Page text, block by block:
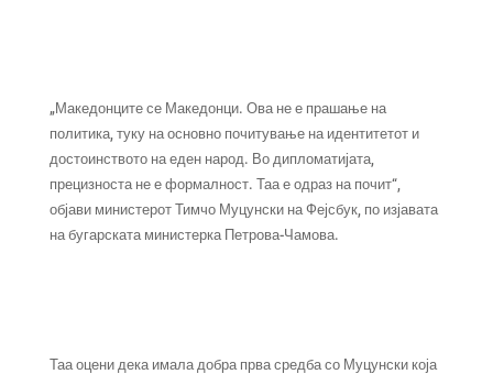
„Македонците се Македонци. Ова не е прашање на
политика, туку на основно почитување на идентитетот и
достоинството на еден народ. Во дипломатијата,
прецизноста не е формалност. Таа е одраз на почит“,
објави министерот Тимчо Муцунски на Фејсбук, по изјавата
на бугарската министерка Петрова-Чамова.
Таа оцени дека имала добра прва средба со Муцунски која